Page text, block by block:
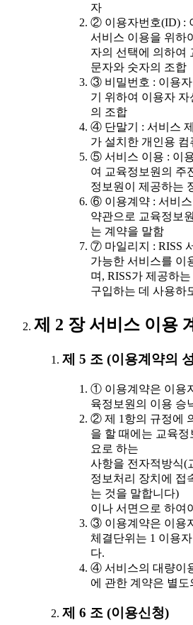
자
② 이용자번호(ID) :
서비스 이용을 위하
자의 선택에 의하여
문자와 숫자의 조합
③ 비밀번호 : 이용
기 위하여 이용자
의 조합
④ 단말기 : 서비스
가 설치한 개인용 컴
⑤ 서비스 이용 : 이
여 교육정보원의 주
정보원이 제공하는
⑥ 이용계약 : 서비스
약관으로 교육정보
는 계약을 말함
⑦ 마일리지 : RISS
가능한 서비스를 이
며, RISS가 제공하
구입하는 데 사용하
제 2 장 서비스 이용
제 5 조 (이용계약의
① 이용계약은 이용
육정보원의 이용 승
② 제 1항의 규정에
을 할 때에는 교육
요로 하는
사항을 전자적방식(
정보처리 장치에 접
는 것을 말합니다)
이나 서면으로 하여
③ 이용계약은 이용
체결단위는 1 이용
다.
④ 서비스의 대량이
에 관한 계약은 별
제 6 조 (이용신청)